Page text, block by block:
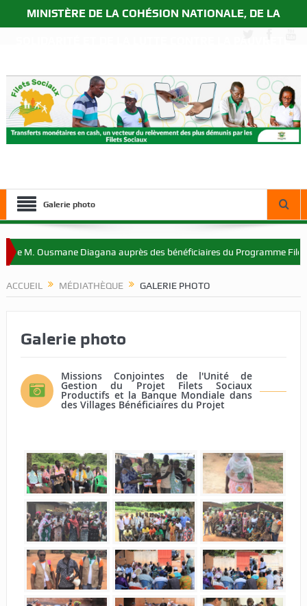
MINISTÈRE DE LA COHÉSION NATIONALE, DE LA
Galerie photo
Ousmane Diagana auprès des bénéficiaires du Programme Filets
ACCUEIL MÉDIATHÈQUE GALERIE PHOTO
Galerie photo
Missions Conjointes de l'Unité de
Gestion du Projet Filets Sociaux
Productifs et la Banque Mondiale dans
des Villages Bénéficiaires du Projet